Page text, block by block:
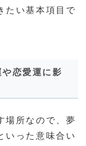
たい基本項目で
恋愛運に影
場所なので、夢
いった意味合い